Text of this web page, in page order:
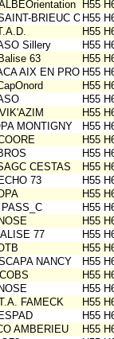
H55
BRIEUC ORH55
H55
Sillery
H55
63
H55
AIX EN PROVH55
H55
H55
H55
MONTIGNY
H55
H55
H55
CESTAS
H55
73
H55
H55
H55
H55
77
H55
H55
NANCY
H55
H55
H55
FAMECK
H55
H55
AMBERIEU
H55